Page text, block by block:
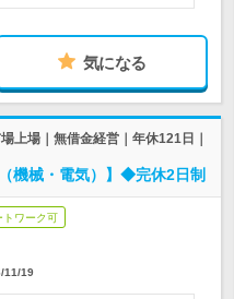
気になる
上場｜無借金経営｜年休121日｜
機械・電気）】◆完休2日制
トワーク可
11/19